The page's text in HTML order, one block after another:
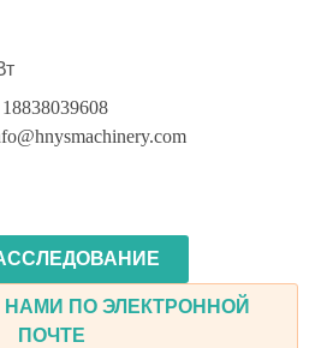
ПО ЭЛЕКТРОННОЙ
ПОЧТЕ